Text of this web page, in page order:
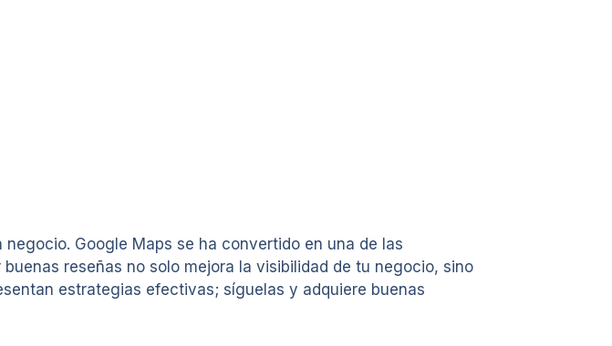
Google Maps se ha convertido en una de las
reseñas no solo mejora la visibilidad de tu negocio, sino
estrategias efectivas; síguelas y adquiere buenas